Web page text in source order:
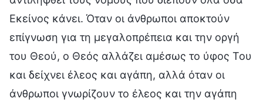
Εκείνος κάνει. Όταν οι άνθρωποι αποκτούν
επίγνωση για τη μεγαλοπρέπεια και την οργή
του Θεού, ο Θεός αλλάζει αμέσως το ύφος Του
και δείχνει έλεος και αγάπη, αλλά όταν οι
άνθρωποι γνωρίζουν το έλεος και την αγάπη